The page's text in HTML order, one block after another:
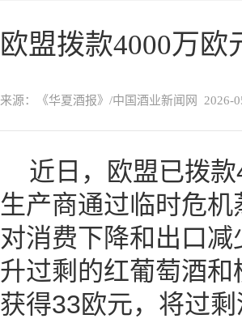
欧盟拨款4000万
来源：《华夏酒报》/中国酒业新闻网 2026-
近日，欧盟已拨
生产商通过临时危
对消费下降和出口
升过剩的红葡萄酒
获得33欧元，将过